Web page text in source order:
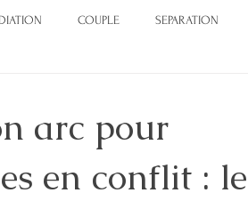
COUPLE SEPARATION
JUSTICE
arc pour
en conflit : le